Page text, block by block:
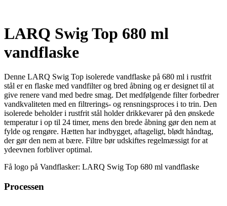
LARQ Swig Top 680 ml
vandflaske
Denne LARQ Swig Top isolerede vandflaske på 680 ml i rustfrit
stål er en flaske med vandfilter og bred åbning og er designet til at
give renere vand med bedre smag. Det medfølgende filter forbedrer
vandkvaliteten med en filtrerings- og rensningsproces i to trin. Den
isolerede beholder i rustfrit stål holder drikkevarer på den ønskede
temperatur i op til 24 timer, mens den brede åbning gør den nem at
fylde og rengøre. Hætten har indbygget, aftageligt, blødt håndtag,
der gør den nem at bære. Filtre bør udskiftes regelmæssigt for at
ydeevnen forbliver optimal.
Få logo på Vandflasker: LARQ Swig Top 680 ml vandflaske
Processen